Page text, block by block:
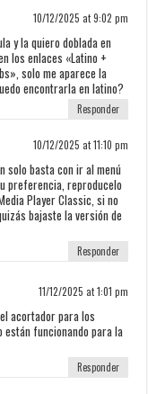
10/12/2025 at 9:02 pm
y la quiero doblada en
los enlaces «Latino +
solo me aparece la
encontrarla en latino?
Responder
10/12/2025 at 11:10 pm
solo basta con ir al menú
preferencia, reproducelo
Player Classic, si no
bajaste la versión de
Responder
11/12/2025 at 1:01 pm
acortador para los
están funcionando para la
Responder